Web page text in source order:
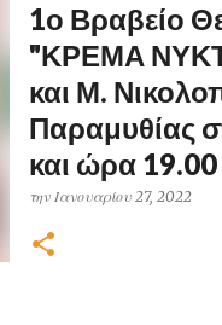
1ο Βραβείο
"ΚΡΕΜΑ
και Μ.
Παραμυθίας
και ώρα 19.00
την Ιανουαρίου 27, 2022